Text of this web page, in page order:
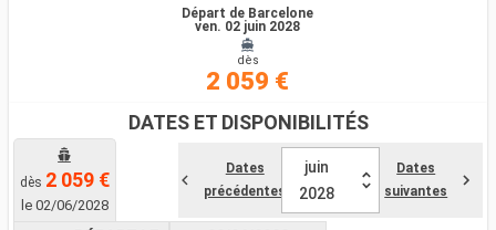
Départ de Barcelone
ven. 02 juin 2028
dès
2 059 €
DATES ET DISPONIBILITÉS
dès 2 059 €
le 02/06/2028
Dates
précédentes
juin
2028
Dates
suivantes
Compagnies
Rechercher